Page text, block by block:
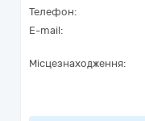
Телефон:
E-mail:
Місцезнаходження: